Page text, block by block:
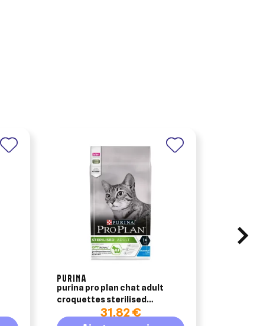
PURINA
purina pro plan chat adult
croquettes sterilised
optirenal lapin 3kg
31,82 €